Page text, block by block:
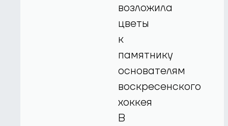
возложила
цветы
к
памятнику
основателям
воскресенского
хоккея
В